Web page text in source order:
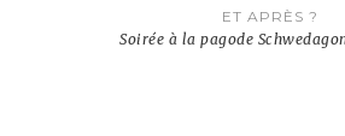
ET APRÈS ?
Soirée à la pagode